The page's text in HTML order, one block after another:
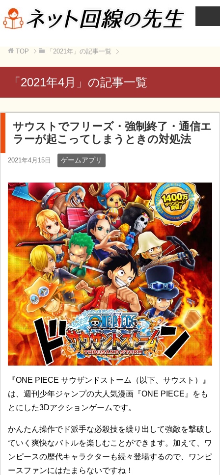
TOP 「2021年」の記事一覧
「2021年4月」の記事一覧
サウストでフリーズ・強制終了・通信エ
ラーが起こってしまうときの対処法
2021年4月15日 ゲームアプリ
『ONE PIECE サウザンドストーム（以下、サウスト）』
は、週刊少年ジャンプの大人気漫画『ONE PIECE』をも
とにした3Dアクションゲームです。
かんたん操作でド派手な必殺技を繰り出して強敵を撃破し
ていく爽快なバトルを楽しむことができます。加えて、ワ
ンピースの歴代キャラクターも続々登場するので、ワンピ
ースファンにはたまらないですね！